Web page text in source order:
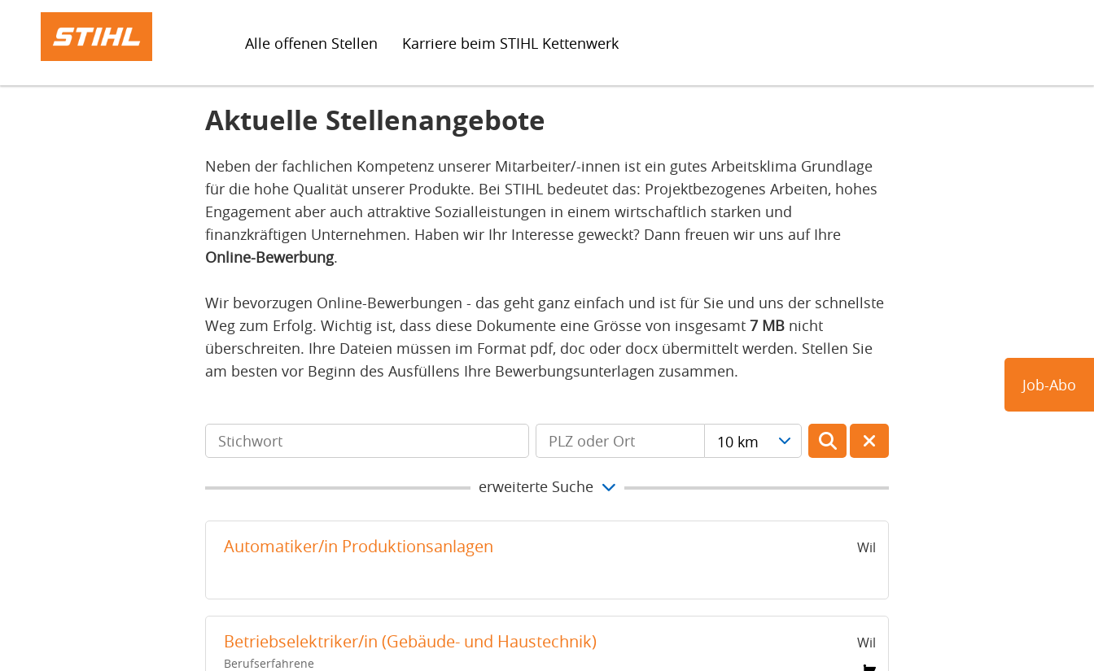
Alle offenen Stellen Karriere beim STIHL Kettenwerk
Aktuelle Stellenangebote
Neben der fachlichen Kompetenz unserer Mitarbeiter/-innen ist ein gutes Arbeitsklima Grundlage
für die hohe Qualität unserer Produkte. Bei STIHL bedeutet das: Projektbezogenes Arbeiten, hohes
Engagement aber auch attraktive Sozialleistungen in einem wirtschaftlich starken und
finanzkräftigen Unternehmen. Haben wir Ihr Interesse geweckt? Dann freuen wir uns auf Ihre
Online-Bewerbung.
Wir bevorzugen Online-Bewerbungen - das geht ganz einfach und ist für Sie und uns der schnellste
Weg zum Erfolg. Wichtig ist, dass diese Dokumente eine Grösse von insgesamt 7 MB nicht
überschreiten. Ihre Dateien müssen im Format pdf, doc oder docx übermittelt werden. Stellen Sie
am besten vor Beginn des Ausfüllens Ihre Bewerbungsunterlagen zusammen.
10 km
erweiterte Suche
Automatiker/in Produktionsanlagen Wil
Betriebselektriker/in (Gebäude- und Haustechnik)
Berufserfahrene
Wil
Job-Abo